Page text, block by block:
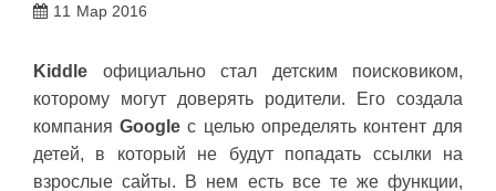
11 Мар 2016
Kiddle официально стал детским поисковиком,
которому могут доверять родители. Его создала
компанияGoogle с целью определять контент для
детей, в который не будут попадать ссылки на
взрослые сайты. В нем есть все те же функции,